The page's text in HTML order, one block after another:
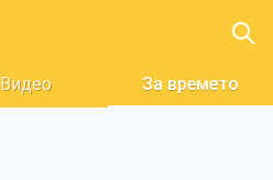
Видео За времето